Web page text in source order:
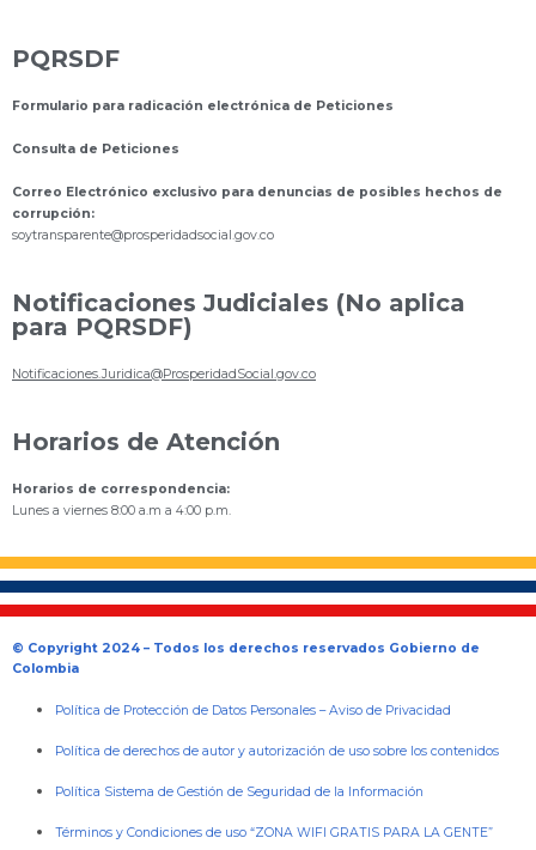
PQRSDF
Formulario para radicación electrónica de Peticiones
Consulta de Peticiones
Correo Electrónico exclusivo para denuncias de posibles hechos de
corrupción:
soytransparente@prosperidadsocial.gov.co
Notificaciones Judiciales (No aplica
para PQRSDF)
Notificaciones.Juridica@ProsperidadSocial.gov.co
Horarios de Atención
Horarios de correspondencia:
Lunes a viernes 8:00 a.m a 4:00 p.m.
© Copyright 2024 – Todos los derechos reservados Gobierno de
Colombia
Política de Protección de Datos Personales –Aviso de Privacidad
Política de derechos de autor y autorización de uso sobre los contenidos
Política Sistema de Gestión de Seguridad de la Información
Términos y Condiciones de uso “ZONA WIFI GRATIS PARA LA GENTE”